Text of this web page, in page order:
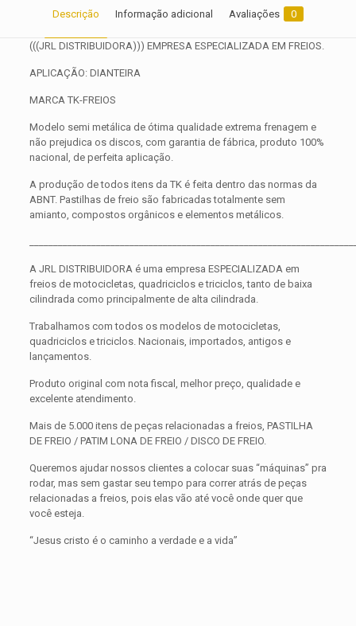
Descrição Informação adicional Avaliações 0
(((JRL DISTRIBUIDORA))) EMPRESA ESPECIALIZADA EM FREIOS.
APLICAÇÃO: DIANTEIRA
MARCA TK-FREIOS
Modelo semi metálica de ótima qualidade extrema frenagem e
não prejudica os discos, com garantia de fábrica, produto 100%
nacional, de perfeita aplicação.
A produção de todos itens da TK é feita dentro das normas da
ABNT. Pastilhas de freio são fabricadas totalmente sem
amianto, compostos orgânicos e elementos metálicos.
A JRL DISTRIBUIDORA é uma empresa ESPECIALIZADA em
freios de motocicletas, quadriciclos e triciclos, tanto de baixa
cilindrada como principalmente de alta cilindrada.
Trabalhamos com todos os modelos de motocicletas,
quadriciclos e triciclos. Nacionais, importados, antigos e
lançamentos.
Produto original com nota fiscal, melhor preço, qualidade e
excelente atendimento.
Mais de 5.000 itens de peças relacionadas a freios, PASTILHA
DE FREIO / PATIM LONA DE FREIO / DISCO DE FREIO.
Queremos ajudar nossos clientes a colocar suas “máquinas” pra
rodar, mas sem gastar seu tempo para correr atrás de peças
relacionadas a freios, pois elas vão até você onde quer que
você esteja.
“Jesus cristo é o caminho a verdade e a vida”